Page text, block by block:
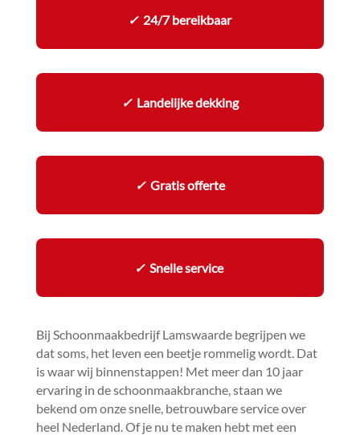
✓24/7 bereikbaar
✓ Landelijke dekking
✓Gratis offerte
✓Snelle service
Bij Schoonmaakbedrijf Lamswaarde begrijpen we
dat soms, het leven een beetje rommelig wordt.​ Dat
is waar wij binnenstappen! Met meer dan 10 jaar
ervaring in de schoonmaakbranche, staan we
bekend om onze snelle, betrouwbare service over
heel Nederland.​ Of je nu te maken hebt met een